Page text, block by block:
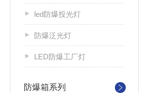
led防爆投光灯
防爆泛光灯
LED防爆工厂灯
防爆箱系列